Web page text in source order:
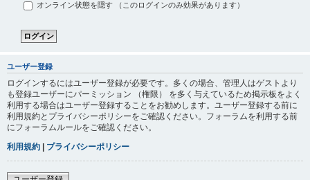
オンライン状態を隠す （このログインのみ効果があります）
ユーザー登録
ログインするにはユーザー登録が必要です。多くの場合、管理人はゲストより
も登録ユーザーにパーミッション （権限） を多く与えているため掲示板をよく
利用する場合はユーザー登録することをお勧めします。ユーザー登録する前に
利用規約とプライバシーポリシーをご確認ください。フォーラムを利用する前
にフォーラムルールをご確認ください。
利用規約 | プライバシーポリシー